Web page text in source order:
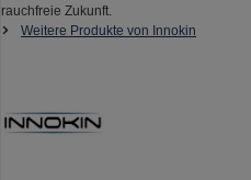
rauchfreie Zukunft.
Weitere Produkte von Innokin